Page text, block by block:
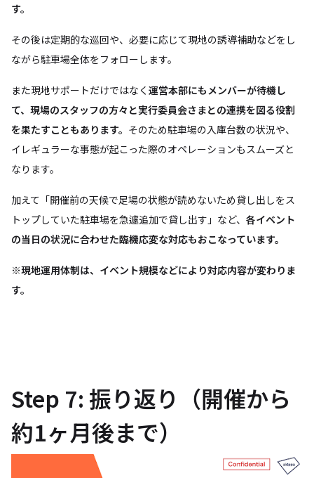
す。
その後は定期的な巡回や、必要に応じて現地の誘導補助などをし
ながら駐車場全体をフォローします。
また現地サポートだけではなく 運営本部にもメンバーが待機し
て、現場のスタッフの方々と実行委員会さまとの連携を図る役割
を果たすこともあります。 そのため駐車場の入庫台数の状況や、
イレギュラーな事態が起こった際のオペレーションもスムーズと
なります。
加えて「開催前の天候で足場の状態が読めないため貸し出しをス
トップしていた駐車場を急遽追加で貸し出す」など、 各イベント
の当日の状況に合わせた臨機応変な対応もおこなっています。
※現地運用体制は、イベント規模などにより対応内容が変わりま
す。
Step 7: 振り返り（開催から
約1ヶ月後まで）